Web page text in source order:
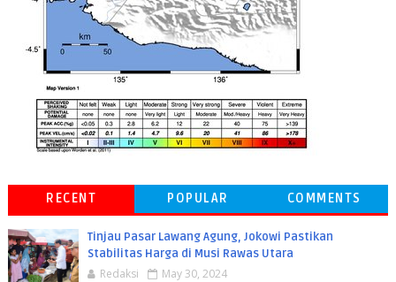
RECENT POPULAR COMMENTS
Tinjau Pasar Lawang Agung, Jokowi Pastikan
Stabilitas Harga di Musi Rawas Utara
Redaksi May 30, 2024